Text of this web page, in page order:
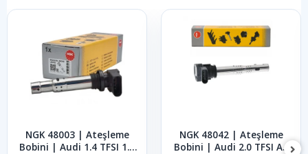
NGK 48003 | Ateşleme
Bobini | Audi 1.4 TFSI 1.6
NGK 48042 | Ateşleme
Bobini | Audi 2.0 TFSI A3